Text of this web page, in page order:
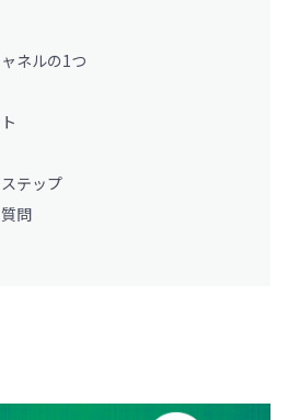
ネルの1つ
テップ
問